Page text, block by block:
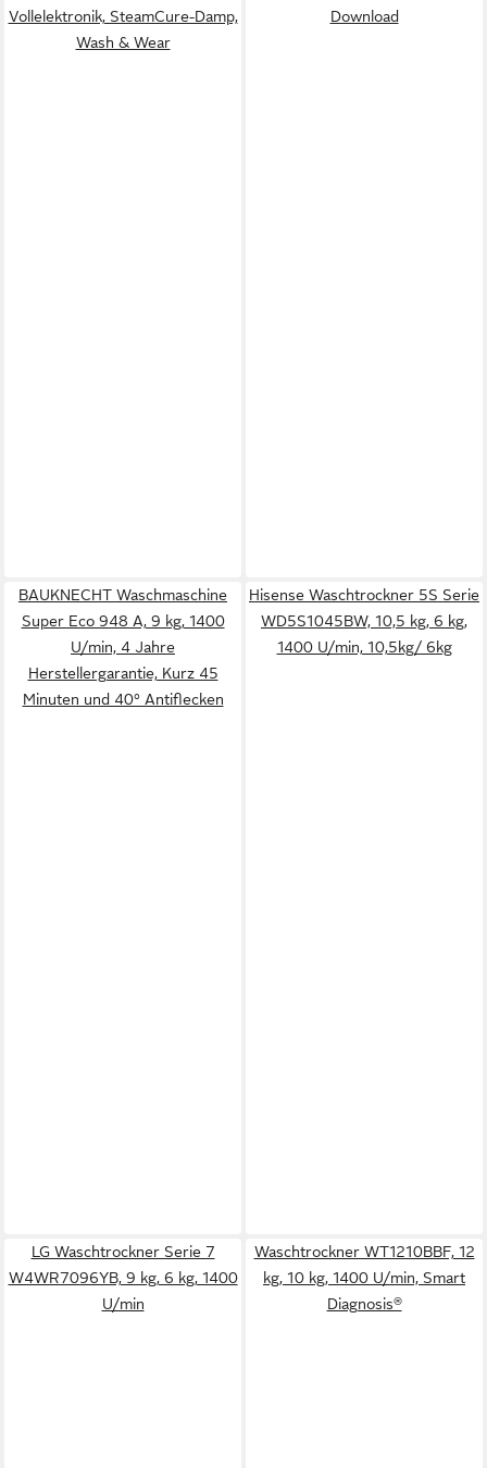
Vollelektronik, SteamCure-Damp,
Wash & Wear
Download
BAUKNECHT Waschmaschine
Super Eco 948 A, 9 kg, 1400
U/min, 4 Jahre
Herstellergarantie, Kurz 45
Minuten und 40° Antiflecken
Hisense Waschtrockner 5S Serie
WD5S1045BW, 10,5 kg, 6 kg,
1400 U/min, 10,5kg/ 6kg
LG Waschtrockner Serie 7
W4WR7096YB, 9 kg, 6 kg, 1400
U/min
Waschtrockner WT1210BBF, 12
kg, 10 kg, 1400 U/min, Smart
Diagnosis®